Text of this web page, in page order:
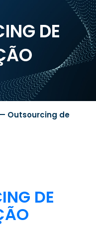
DE
Outsourcing de
DE